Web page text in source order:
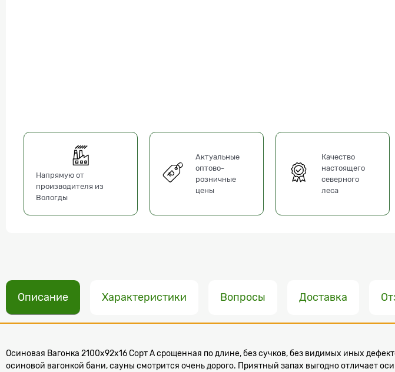
Напрямую от
производителя из
Вологды
Актуальные
оптово-
розничные
цены
Качество
настоящего
северного
леса
Описание Характеристики Вопросы Доставка
Осиновая Вагонка 2100x92x16 Сорт А срощенная по длине, без сучков, без видимых иных
осиновой вагонкой бани, сауны смотрится очень дорого. Приятный запах выгодно отличает